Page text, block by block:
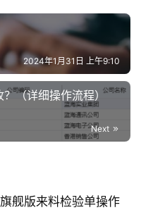
2024年1月31日 上午9:10
（详细操作流程）
Next
舰版来料检验单操作